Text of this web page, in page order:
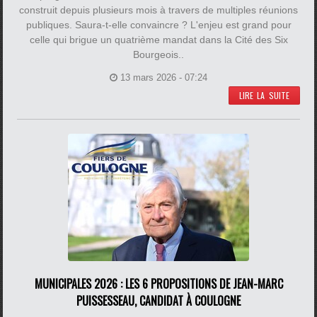
construit depuis plusieurs mois à travers de multiples réunions
publiques. Saura-t-elle convaincre ? L'enjeu est grand pour
celle qui brigue un quatrième mandat dans la Cité des Six
Bourgeois..
13 mars 2026 - 07:24
LIRE LA SUITE
MUNICIPALES 2026 : LES 6 PROPOSITIONS DE JEAN-MARC
PUISSESSEAU, CANDIDAT À COULOGNE